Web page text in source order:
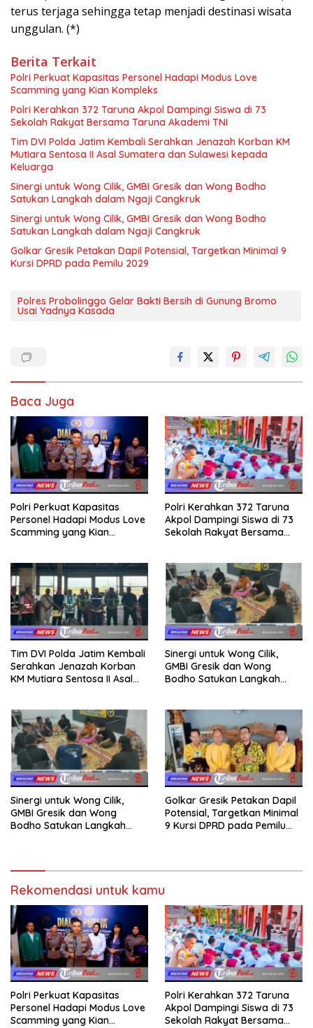
terus terjaga sehingga tetap menjadi destinasi wisata
unggulan. (*)
Berita Terkait
Polri Perkuat Kapasitas Personel Hadapi Modus Love
Scamming yang Kian Kompleks
Polri Kerahkan 372 Taruna Akpol Dampingi Siswa di 73
Sekolah Rakyat Bersama Taruna Akademi TNI
Tim DVI Polda Jatim Kembali Serahkan Jenazah Korban KM
Mutiara Sentosa II Asal Sumatera dan Sulawesi kepada
Keluarga
Sinergi untuk Wong Cilik, GMBI Gresik dan Wong Bodho
Satukan Langkah dalam Ngaji Cangkruk
Sinergi untuk Wong Cilik, GMBI Gresik dan Wong Bodho
Satukan Langkah dalam Ngaji Cangkruk
Golkar Gresik Petakan Dapil Potensial, Targetkan Minimal 9
Kursi DPRD pada Pemilu 2029
Polres Probolinggo Gelar Bakti Bersih di Gunung Bromo
Usai Yadnya Kasada
Baca Juga
Polri Perkuat Kapasitas
Personel Hadapi Modus Love
Scamming yang Kian
Polri Kerahkan 372 Taruna
Akpol Dampingi Siswa di 73
Sekolah Rakyat Bersama
Tim DVI Polda Jatim Kembali
Serahkan Jenazah Korban
KM Mutiara Sentosa II Asal
Sinergi untuk Wong Cilik,
GMBI Gresik dan Wong
Bodho Satukan Langkah
Sinergi untuk Wong Cilik,
GMBI Gresik dan Wong
Bodho Satukan Langkah
Golkar Gresik Petakan Dapil
Potensial, Targetkan Minimal
9 Kursi DPRD pada Pemilu
Rekomendasi untuk kamu
Polri Perkuat Kapasitas
Personel Hadapi Modus Love
Scamming yang Kian
Polri Kerahkan 372 Taruna
Akpol Dampingi Siswa di 73
Sekolah Rakyat Bersama